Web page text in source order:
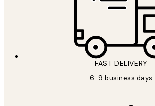
FAST DELIVERY
6-9 business days